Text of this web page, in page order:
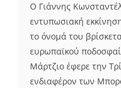
Ο Γιάννης
εντυπωσιακή
το όνομά του
ευρωπαϊκού
Μάρτζιο έφερε την
ενδιαφέρον των